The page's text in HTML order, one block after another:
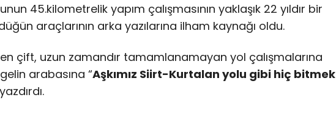
45.kilometrelik yapım çalışmasının yaklaşık 22 yıldır bir
araçlarının arka yazılarına ilham kaynağı oldu.
çift, uzun zamandır tamamlanamayan yol çalışmalarına
arabasına “Aşkımız Siirt-Kurtalan yolu gibi hiç bitmek